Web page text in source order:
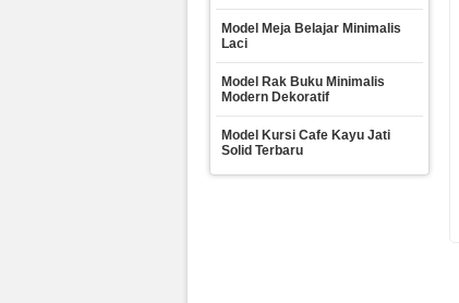
Model Meja Belajar Minimalis
Laci
Model Rak Buku Minimalis
Modern Dekoratif
Model Kursi Cafe Kayu Jati
Solid Terbaru